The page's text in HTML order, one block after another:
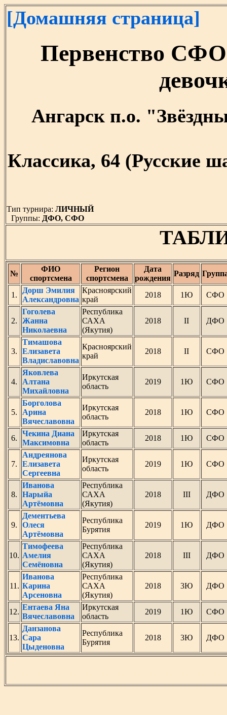
[Домашняя страница]
Первенство
Ангарск п.о.
Классика, 64 (Русские
Тип турнира: ЛИЧНЫЙ
Группы: ДФО, СФО
№
ФИО
спортсмена
Регион
спортсмена
Дата
рождения
Разряд
1.
Дорш Эмилия
Александровна
Красноярский
край
2018 1Ю СФО
2.
Гоголева
Жанна
Николаевна
Республика
САХА
(Якутия)
2018 II ДФО
3.
Тимашова
Елизавета
Владиславовна
Красноярский
край
2018 II СФО
4.
Яковлева
Алтана
Михайловна
Иркутская
область
2019 1Ю СФО
5.
Борголова
Арина
Вячеславовна
Иркутская
область
2018 1Ю СФО
6.
Чекина Диана
Максимовна
Иркутская
область
2018 1Ю СФО
7.
Андреянова
Елизавета
Сергеевна
Иркутская
область
2019 1Ю СФО
8.
Иванова
Нарыйа
Артёмовна
Республика
САХА
(Якутия)
2018 III ДФО
9.
Дементьева
Олеся
Артёмовна
Республика
Бурятия
2019 1Ю ДФО
10.
Тимофеева
Амелия
Семёновна
Республика
САХА
(Якутия)
2018 III ДФО
11.
Иванова
Карина
Арсеновна
Республика
САХА
(Якутия)
2018 3Ю ДФО
12.
Ентаева Яна
Вячеславовна
Иркутская
область
2019 1Ю СФО
13.
Данзанова
Сара
Цыденовна
Республика
Бурятия
2018 3Ю ДФО